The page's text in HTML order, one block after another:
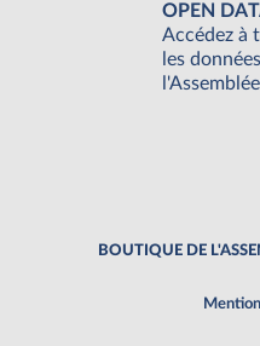
OPEN
Accédez à
les
BOUTIQUE DE